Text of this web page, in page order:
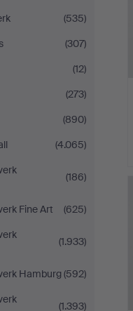
(535)
(307)
(12)
(273)
(890)
(4.065)
(186)
Fine Art
(625)
(1.933)
Hamburg(592)
(1.393)